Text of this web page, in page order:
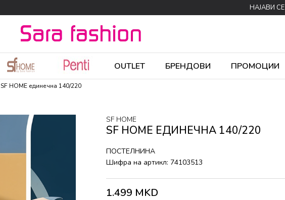
НАЈАВИ СЕ
OUTLET БРЕНДОВИ ПРОМОЦИИ
SF HOME единечна 140/220
SF HOME
SF HOME ЕДИНЕЧНА 140/220
ПОСТЕЛНИНА
Шифра на артикл: 74103513
1.499 MKD